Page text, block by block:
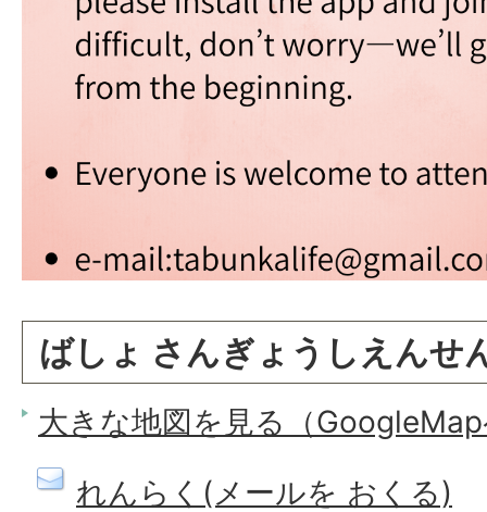
ばしょ さんぎょうしえんせ
大きな地図を見る（
れんらく(メールを おくる)